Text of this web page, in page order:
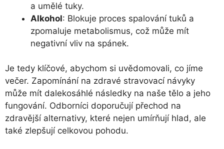
a umělé tuky.
Alkohol: Blokuje proces spalování tuků a
zpomaluje metabolismus, což může mít
negativní vliv na spánek.
Je tedy klíčové, abychom si uvědomovali, co jíme
večer. Zapomínání na zdravé stravovací návyky
může mít dalekosáhlé následky na naše tělo a jeho
fungování. Odborníci doporučují přechod na
zdravější alternativy, které nejen umírňují hlad, ale
také zlepšují celkovou pohodu.